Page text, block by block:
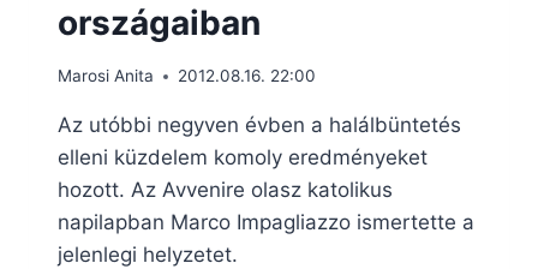
országaiban
Marosi Anita 2012.08.16. 22:00
Az utóbbi negyven évben a halálbüntetés
elleni küzdelem komoly eredményeket
hozott. Az Avvenire olasz katolikus
napilapban Marco Impagliazzo ismertette a
jelenlegi helyzetet.